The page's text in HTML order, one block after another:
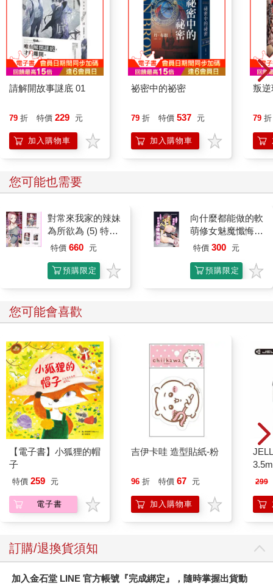
請解開故事謎底 01
79 折 特價 229 元
加入購物車
祕密中的祕密
79 折 特價 537 元
加入購物車
叛逆
79 折
您可能也需要
對常來我家的辣妹
為所欲為 (5) 特裝
版
特價 660 元
預購限定
向什麼都能做的軟
萌修女魅魔懺悔榨
精
特價 300 元
預購限定
您可能會喜歡
【電子書】小狐狸的帽
子
特價 259 元
電子書
吉伊卡哇 造型貼紙-粉
96 折 特價 67 元
加入購物車
式
299
訂購/退換貨須知
加入金石堂 LINE 官方帳號『完成綁定』，隨時掌握出貨動